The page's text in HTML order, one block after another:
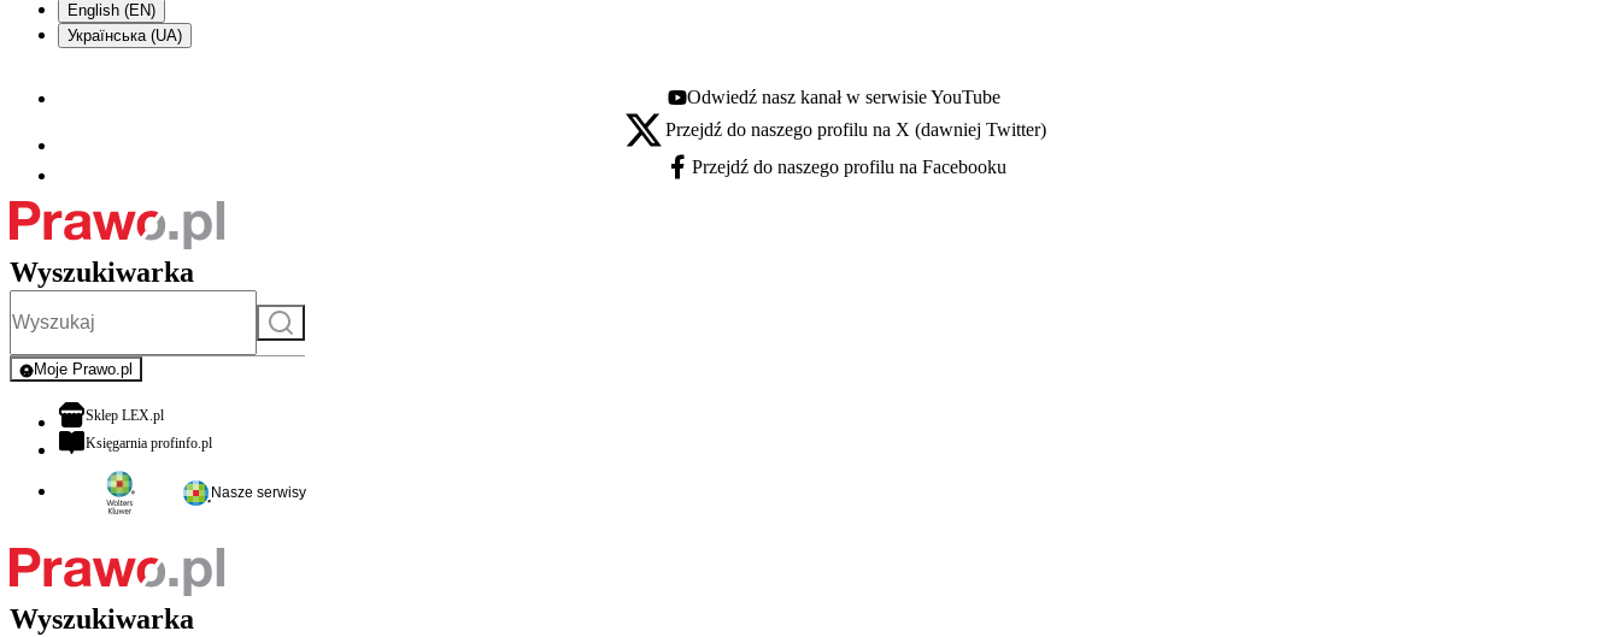
English (EN)
Українська (UA)
Youtube - otwiera się w nowej karcie
Odwiedź nasz kanał w serwisie YouTube
X - otwiera się w nowej karcie
Przejdź do naszego profilu na X (dawniej Twitter)
Facebook - otwiera się w nowej karcie
Przejdź do naszego profilu na Facebooku
Wyszukiwarka
Szukaj
Moje Prawo.pl
- rejestracja i logowanie do serwisu
Sklep LEX.plotwiera się w nowej karcie
Księgarnia profinfo.plotwiera się w nowej karcie
Nasze serwisy
Wyszukiwarka